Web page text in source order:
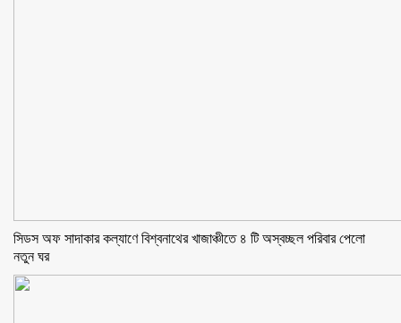
সিডস অফ সাদাকার কল্যাণে বিশ্বনাথের খাজাঞ্চীতে ৪ টি অস্বচ্ছল পরিবার পেলো
নতুন ঘর